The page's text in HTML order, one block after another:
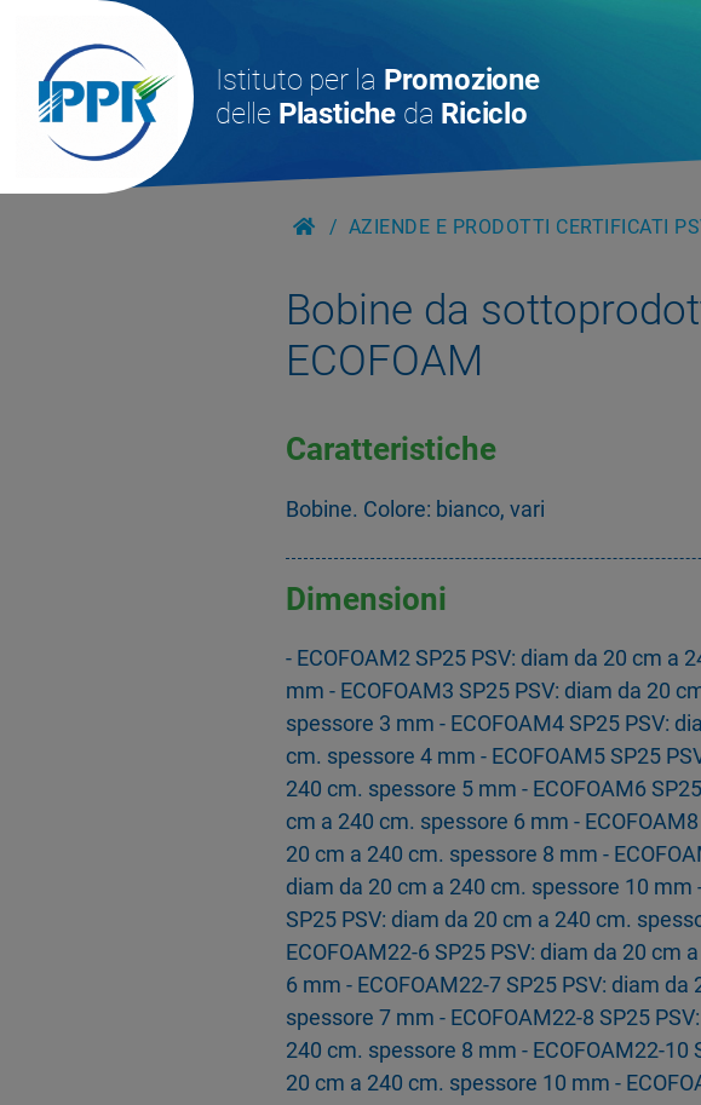
Istituto per la Promozione
delle Plastiche da Riciclo
AZIENDE E PRODOTTI CERTIFICATI
Bobine da
ECOFOAM
Caratteristiche
Bobine. Colore: bianco, vari
Dimensioni
- ECOFOAM2 SP25 PSV: diam da 20 cm a
mm - ECOFOAM3 SP25 PSV: diam da 20
spessore 3 mm - ECOFOAM4 SP25 PSV:
cm. spessore 4 mm - ECOFOAM5 SP25
240 cm. spessore 5 mm - ECOFOAM6
cm a 240 cm. spessore 6 mm -
20 cm a 240 cm. spessore 8 mm -
diam da 20 cm a 240 cm. spessore 10 mm
SP25 PSV: diam da 20 cm a 240 cm.
ECOFOAM22-6 SP25 PSV: diam da 20 cm
6 mm - ECOFOAM22-7 SP25 PSV: diam da
spessore 7 mm - ECOFOAM22-8 SP25
240 cm. spessore 8 mm - ECOFOAM22-10
20 cm a 240 cm. spessore 10 mm -